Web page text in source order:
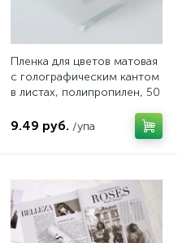
Пленка для цветов матовая
с голографическим кантом
в листах, полипропилен, 50
цвет белый, арт. FF0018/04
9.49 руб. /упа